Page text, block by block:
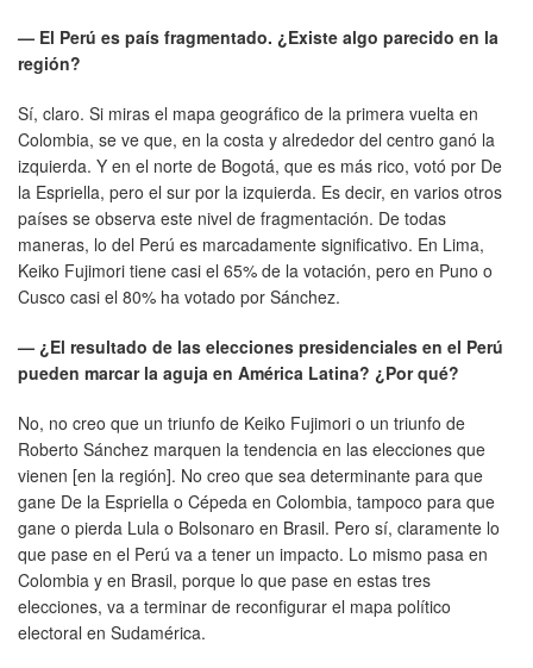
— El Perú es país fragmentado. ¿Existe algo parecido en la
región?
Sí, claro. Si miras el mapa geográfico de la primera vuelta en
Colombia, se ve que, en la costa y alrededor del centro ganó la
izquierda. Y en el norte de Bogotá, que es más rico, votó por De
la Espriella, pero el sur por la izquierda. Es decir, en varios otros
países se observa este nivel de fragmentación. De todas
maneras, lo del Perú es marcadamente significativo. En Lima,
Keiko Fujimori tiene casi el 65% de la votación, pero en Puno o
Cusco casi el 80% ha votado por Sánchez.
— ¿El resultado de las elecciones presidenciales en el Perú
pueden marcar la aguja en América Latina? ¿Por qué?
No, no creo que un triunfo de Keiko Fujimori o un triunfo de
Roberto Sánchez marquen la tendencia en las elecciones que
vienen [en la región]. No creo que sea determinante para que
gane De la Espriella o Cépeda en Colombia, tampoco para que
gane o pierda Lula o Bolsonaro en Brasil. Pero sí, claramente lo
que pase en el Perú va a tener un impacto. Lo mismo pasa en
Colombia y en Brasil, porque lo que pase en estas tres
elecciones, va a terminar de reconfigurar el mapa político
electoral en Sudamérica.